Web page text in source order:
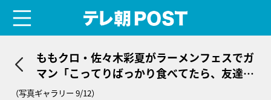
ももクロ・佐々木彩夏がラーメンフェスでガ
マン「こってりばっかり食べてたら、友達い
なくなっちゃう」
（写真ギャラリー 9/12）